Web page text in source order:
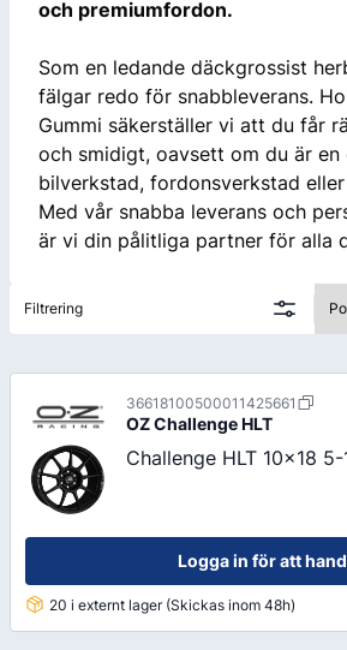
och premiumfordon.
Som en ledande däckgrossist
fälgar redo för snabbleverans.
Gummi säkerställer vi att du får
och smidigt, oavsett om du är en
bilverkstad, fordonsverkstad
Med vår snabba leverans och
är vi din pålitliga partner för alla
Filtrering
36618100500011425661
OZChallenge HLT
Challenge HLT 10x18 5-
Logga in för att
20 i externt lager (Skickas inom 48h)